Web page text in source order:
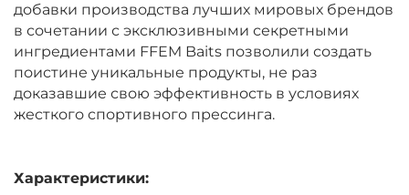
добавки производства лучших мировых брендов
в сочетании с эксклюзивными секретными
ингредиентами FFEM Baits позволили создать
поистине уникальные продукты, не раз
доказавшие свою эффективность в условиях
жесткого спортивного прессинга.
Характеристики: